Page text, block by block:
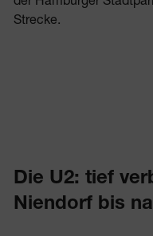
Strecke.
Die U2: tief
Niendorf bis